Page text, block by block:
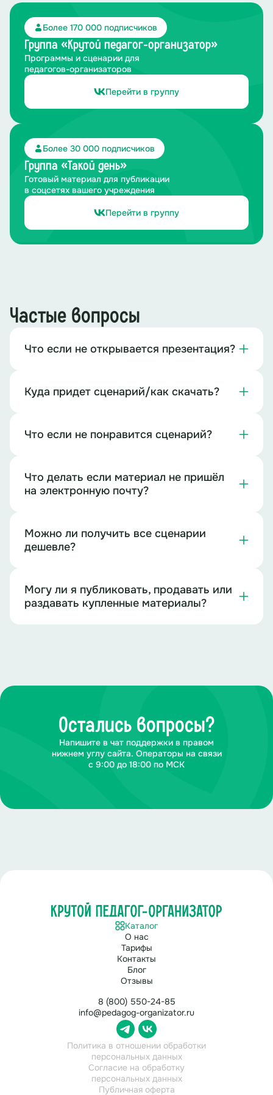
«госпиталя» (обозначенного места) максимально
быстро и аккуратно. Подчеркнуть важность
взаимопомощи.
Более 170 000 подписчиков
Группа «Крутой педагог-организатор»
Программы и сценарии для
педагогов-организаторов
Перейти в группу
Более 30 000 подписчиков
Группа «Такой день»
Готовый материал для публикации
в соцсетях вашего учреждения
Перейти в группу
Частые вопросы
Что если не открывается презентация?
Куда придет сценарий/как скачать?
Что если не понравится сценарий?
Что делать если материал не пришёл
на электронную почту?
Можно ли получить все сценарии
дешевле?
Могу ли я публиковать, продавать или
раздавать купленные материалы?
Остались вопросы?
Напишите в чат поддержки в правом
нижнем углу сайта. Операторы на связи
с 9:00 до 18:00 по МСК
Каталог
О нас
Тарифы
Контакты
Блог
Отзывы
8 (800) 550-24-85
info@pedagog-organizator.ru
Политика в отношении обработки
персональных данных
Согласие на обработку
персональных данных
Публичная оферта